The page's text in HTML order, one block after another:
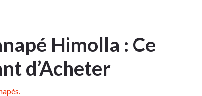
Himolla : Ce
d’Acheter